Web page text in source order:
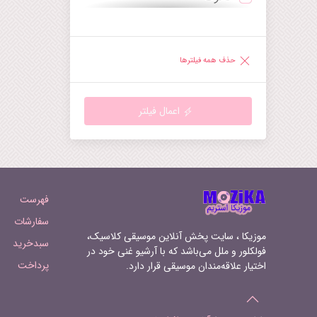
راپسودی
رقص
روندو
سرناد
سمفونی
سوئیت
سونات
سوناتینا
ساکسوفون
هارپ
ماندولین
ارگ‌کلیسا
سوپرانو
تنور
باریتون
حذف همه فیلترها
اعمال فیلتر
موزیکا ، سایت پخش آنلاین موسیقی کلاسیک،
فولکلور و ملل می‌باشد که با آرشیو غنی خود در
اختیار علاقه‌مندان موسیقی قرار دارد.
فهرست
سفارشات
سبدخرید
پرداخت